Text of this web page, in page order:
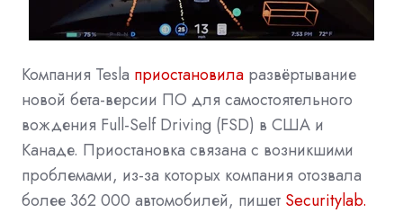
Компания Tesla приостановила развёртывание
новой бета-версии ПО для самостоятельного
вождения Full-Self Driving (FSD) в США и
Канаде. Приостановка связана с возникшими
проблемами, из-за которых компания отозвала
более 362 000 автомобилей, пишет Securitylab.